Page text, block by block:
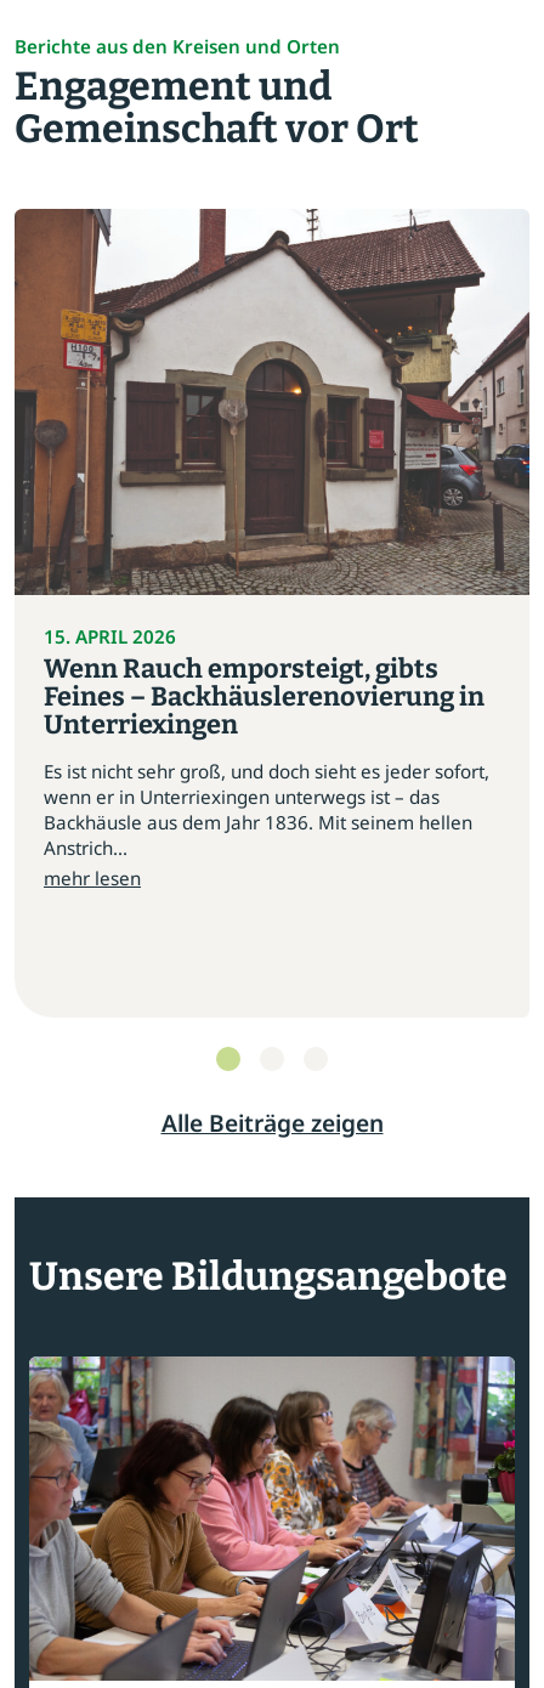
Berichte aus den Kreisen und Orten
Engagement und
Gemeinschaft vor Ort
15. APRIL 2026
Wenn Rauch emporsteigt, gibts
Feines – Backhäuslerenovierung in
Unterriexingen
Es ist nicht sehr groß, und doch sieht es jeder sofort,
wenn er in Unterriexingen unterwegs ist – das
Backhäusle aus dem Jahr 1836. Mit seinem hellen
Anstrich...
mehr lesen
Alle Beiträge zeigen
Unsere Bildungsangebote